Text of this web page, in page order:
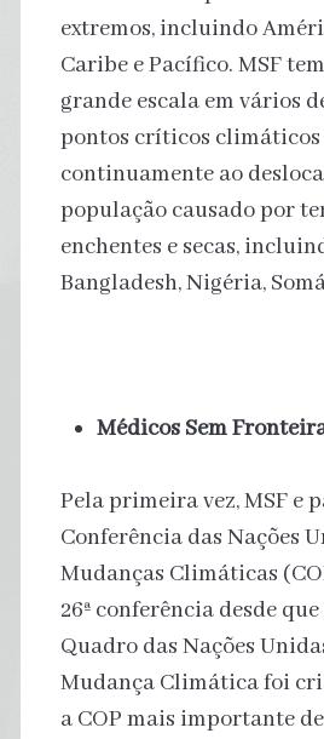
extremos, incluindo
Caribe e Pacífico. MSF
grande escala em vários
pontos críticos climáticos
continuamente ao
população causado por
enchentes e secas,
Bangladesh, Nigéria,
Médicos Sem
Pela primeira vez, MSF e
Conferência das Nações
Mudanças Climáticas
26ª conferência desde
Quadro das Nações
Mudança Climática foi
a COP mais importante